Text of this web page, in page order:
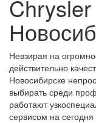
Невзирая на
действительно
Новосибирске
выбирать среди
работают
сервисом на